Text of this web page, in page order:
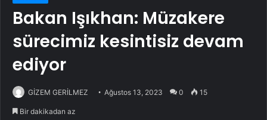
Bakan Işıkhan: Müzakere
sürecimiz kesintisiz devam
ediyor
GİZEM GERİLMEZ Ağustos 13, 2023 0 15
Bir dakikadan az